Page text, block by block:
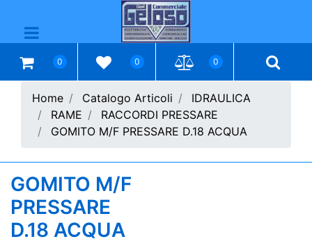
Open menu
0 0 0
Home Catalogo Articoli
IDRAULICA
RAME
RACCORDI PRESSARE
GOMITO M/F PRESSARE D.18 ACQUA
GOMITO M/F
PRESSARE
D.18 ACQUA